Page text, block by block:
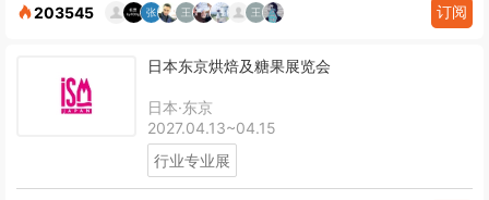
203545 订阅
日本东京烘焙及糖果展览会
日本·东京
2027.04.13~04.15
行业专业展